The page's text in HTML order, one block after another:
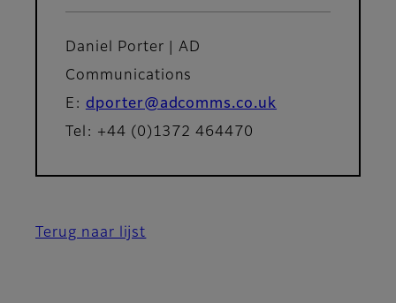
Daniel Porter | AD
Communications
E: dporter@adcomms.co.uk
Tel: +44 (0)1372 464470
Terug naar lijst